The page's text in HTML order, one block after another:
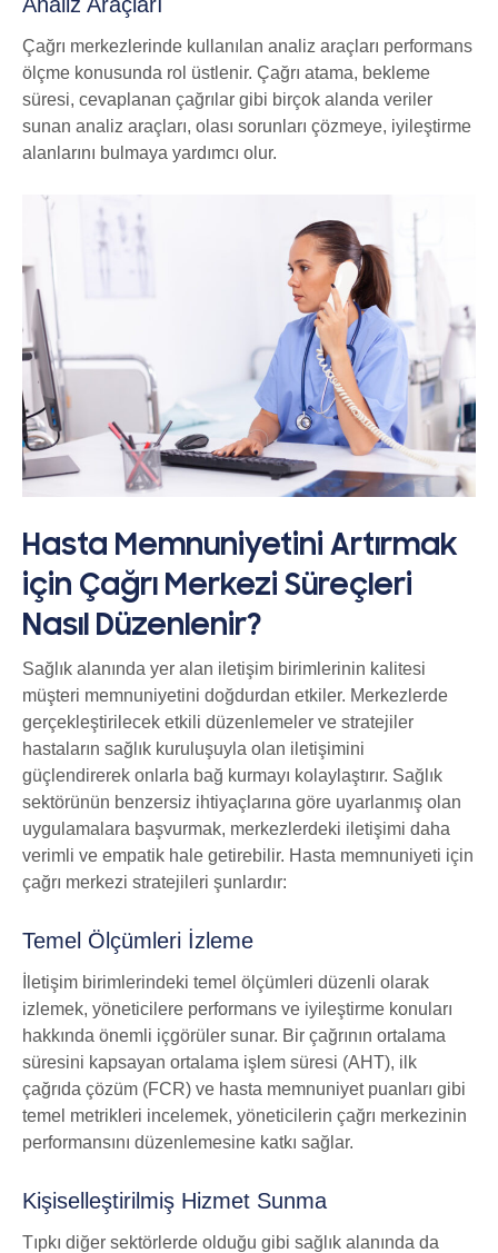
Çağrı merkezlerinde kullanılan analiz araçları performans
ölçme konusunda rol üstlenir. Çağrı atama, bekleme
süresi, cevaplanan çağrılar gibi birçok alanda veriler
sunan analiz araçları, olası sorunları çözmeye, iyileştirme
alanlarını bulmaya yardımcı olur.
Hasta Memnuniyetini Artırmak
için Çağrı Merkezi Süreçleri
Nasıl Düzenlenir?
Sağlık alanında yer alan iletişim birimlerinin kalitesi
müşteri memnuniyetini doğdurdan etkiler. Merkezlerde
gerçekleştirilecek etkili düzenlemeler ve stratejiler
hastaların sağlık kuruluşuyla olan iletişimini
güçlendirerek onlarla bağ kurmayı kolaylaştırır. Sağlık
sektörünün benzersiz ihtiyaçlarına göre uyarlanmış olan
uygulamalara başvurmak, merkezlerdeki iletişimi daha
verimli ve empatik hale getirebilir. Hasta memnuniyeti için
çağrı merkezi stratejileri şunlardır:
Temel Ölçümleri İzleme
İletişim birimlerindeki temel ölçümleri düzenli olarak
izlemek, yöneticilere performans ve iyileştirme konuları
hakkında önemli içgörüler sunar. Bir çağrının ortalama
süresini kapsayan ortalama işlem süresi (AHT), ilk
çağrıda çözüm (FCR) ve hasta memnuniyet puanları gibi
temel metrikleri incelemek, yöneticilerin çağrı merkezinin
performansını düzenlemesine katkı sağlar.
Kişiselleştirilmiş Hizmet Sunma
Tıpkı diğer sektörlerde olduğu gibi sağlık alanında da